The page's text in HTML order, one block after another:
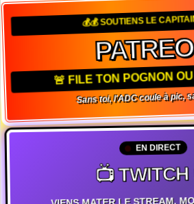
💰💰 SOUTIENS LE
🚨 FILE TON POGNON
Sans toi, l'ADC coule à pic,
EN DIRECT
📺